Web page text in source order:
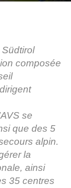
composée
se
que des 5
alpin.
la
ainsi
35 centres